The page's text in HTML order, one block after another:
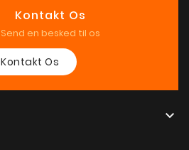
Kontakt Os
Send en besked til os
Kontakt Os
